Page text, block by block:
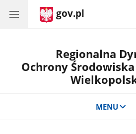
gov.pl
Regionalna
Ochrony
MENU